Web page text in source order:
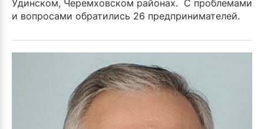
Удинском, Черемховском районах. С проблемами
и вопросами обратились 26 предпринимателей.